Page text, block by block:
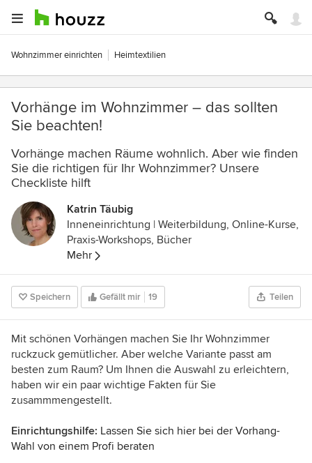
Wohnzimmer einrichten Heimtextilien
Vorhänge im Wohnzimmer – das sollten
Sie beachten!
Vorhänge machen Räume wohnlich. Aber wie finden
Sie die richtigen für Ihr Wohnzimmer? Unsere
Checkliste hilft
Katrin Täubig
Inneneinrichtung | Weiterbildung, Online-Kurse,
Praxis-Workshops, Bücher
Mehr
Speichern Gefällt mir 19 Teilen
Mit schönen Vorhängen machen Sie Ihr Wohnzimmer
ruckzuck gemütlicher. Aber welche Variante passt am
besten zum Raum? Um Ihnen die Auswahl zu erleichtern,
haben wir ein paar wichtige Fakten für Sie
zusammmengestellt.
Einrichtungshilfe: Lassen Sie sich hier bei der Vorhang-
Wahl von einem Profi beraten